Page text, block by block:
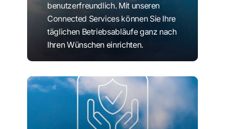
benutzerfreundlich. Mit unseren
Connected Services können Sie Ihre
täglichen Betriebsabläufe ganz nach
Ihren Wünschen einrichten.